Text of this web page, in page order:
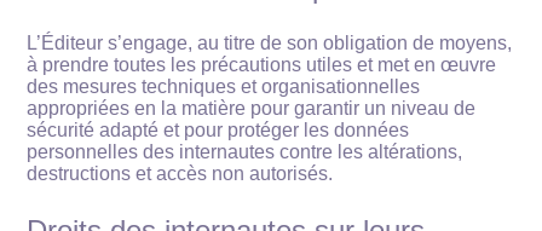
L’Éditeur s’engage, au titre de son obligation de moyens,
à prendre toutes les précautions utiles et met en œuvre
des mesures techniques et organisationnelles
appropriées en la matière pour garantir un niveau de
sécurité adapté et pour protéger les données
personnelles des internautes contre les altérations,
destructions et accès non autorisés.